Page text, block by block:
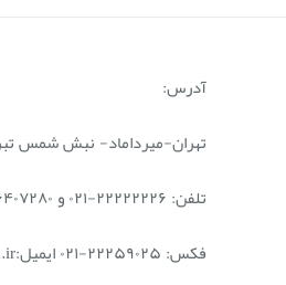
آدرس:
تهران-میرداماد- نبش شمس تبریزی
تلفن: ۲۲۲۲۲۲۲۶-۰۲۱ و ۲۶۴۰۷۲۸۰-۰۲۱ و ۲۲۲۷۰۴۴۴-۰۲۱
فکس: ۲۲۲۵۹۰۲۵-۰۲۱ ایمیل:info@Mehrnmc.ir